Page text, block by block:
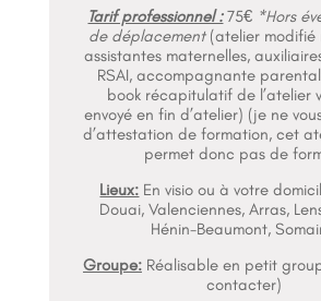
Tarif professionnel :75€ *Hors
de déplacement(atelier modifié
assistantes maternelles,
RSAI, accompagnante
book récapitulatif de l’atelier
envoyé en fin d’atelier) (je ne
d’attestation de formation, cet
permet donc pas de
Lieux: En visio ou à votre
Douai, Valenciennes, Arras,
Hénin-Beaumont,
Groupe:Réalisable en petit
contacter)